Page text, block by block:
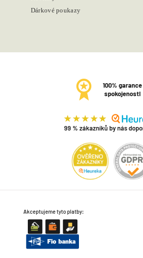
Dárkové poukazy
100% garance
spokojenosti
99 % zákazníků by nás
Akceptujeme tyto platby: